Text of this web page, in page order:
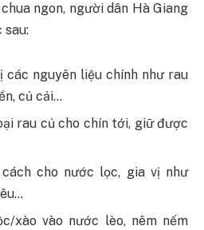
ngon, người dân Hà Giang
sau:
các nguyên liệu chính như rau
củ cải…
rau củ cho chín tới, giữ được
cho nước lọc, gia vị như
xào vào nước lèo, nêm nếm